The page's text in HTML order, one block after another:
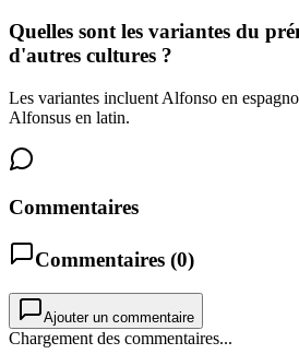
Quelles sont les variantes du
d'autres cultures ?
Les variantes incluent Alfonso en
Alfonsus en latin.
Commentaires
Commentaires (0)
Ajouter un commentaire
Chargement des commentaires...